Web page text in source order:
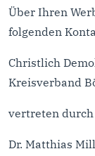
Über Ihren
folgenden
Christlich
Kreisverband
vertreten
Dr. Matthias